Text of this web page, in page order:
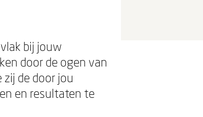
bij jouw
door de ogen van
de door jou
en resultaten te